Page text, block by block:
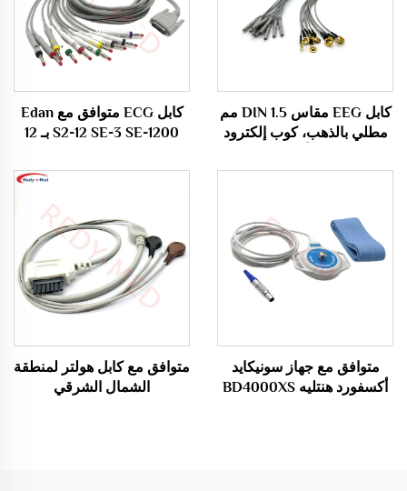
كابل EEG مقاس DIN 1.5 مم
مطلي بالذهب، كوب إلكترود
كابل ECG متوافق مع Edan
S2-12 SE-3 SE-1200 بـ 12
الطبية الاستهلاكية
متوافق مع جهاز سونيكايد
أكسفورد هنتليه BD4000XS
متوافق مع كابل هولتر لمنطقة
الشمال الشرقي